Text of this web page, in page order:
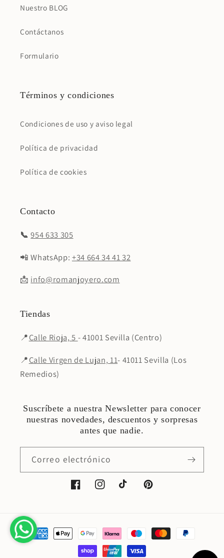
Nuestro BLOG
Contáctanos
Formulario
Términos y condiciones
Condiciones de uso y aviso legal
Política de privacidad
Política de cookies
Contacto
📞954 633 305
📲 WhatsApp: +34 664 34 41 32
📩 info@romanjoyero.com
Tiendas
📍Calle Rioja, 5 - 41001 Sevilla (Centro)
📍Calle Virgen de Lujan, 11- 41011 Sevilla (Los
Remedios)
Suscríbete a nuestra Newsletter para conocer
nuestras novedades, descuentos y sorpresas
antes que nadie.
Correo electrónico
FacebookInstagramTikTok Pinterest
Formas
de